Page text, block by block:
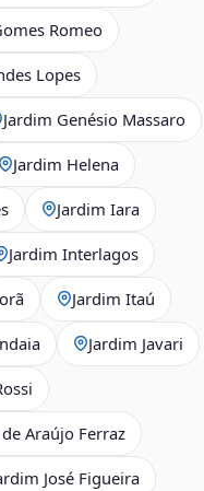
Romeo
Lopes
Jardim Genésio Massaro
Jardim Helena
Jardim Iara
Jardim Interlagos
Jardim Itaú
Jardim Javari
Araújo Ferraz
José Figueira